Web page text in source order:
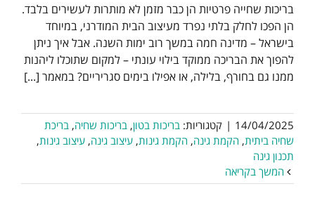
בריכות שחייה פרטיות הן כבר מזמן לא מותרות לעשירים בלבד.
הן הפכו לחלק בלתי נפרד מעיצוב הבית המודרני, במיוחד
בישראל – מדינה חמה במשך רוב ימות השנה. אבל איך ניתן
להפוך את הבריכה ממוקד בילוי עונתי – למקום שתוכלו ליהנות
ממנו גם בחורף, בלילה, או אפילו בימים סגריריים? במאמר [...]
14/04/2025
| קטגוריות: בריכות בטון, בריכות שחיה, בריכת
שחיה ביתית, הקמת גינה, הקמת גינות, עיצוב גינה, עיצוב גינות,
תכנון גינה
המשך בקריאה